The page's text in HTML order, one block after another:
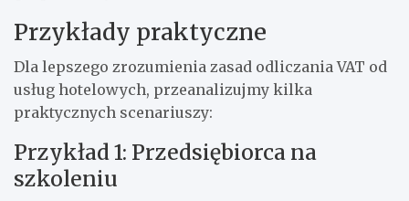
Przykłady praktyczne
Dla lepszego zrozumienia zasad odliczania VAT od
usług hotelowych, przeanalizujmy kilka
praktycznych scenariuszy:
Przykład 1: Przedsiębiorca na
szkoleniu